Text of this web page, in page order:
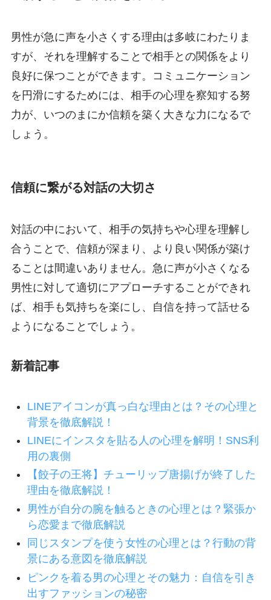
男性が急に声を小さくする理由は多岐にわたりま
すが、それを理解することで相手との関係をより
良好に保つことができます。コミュニケーション
を円滑にするためには、相手の心理を察知する努
力が、いつのまにか信頼を築く大きな力になるで
しょう。
信頼に繋がる対話の大切さ
対話の中において、相手の気持ちや心理を理解し
合うことで、信頼が深まり、より良い関係が築け
ることは間違いありません。急に声が小さくなる
男性に対して適切にアプローチすることができれ
ば、相手も気持ちを楽にし、自信を持って話せる
ようになることでしょう。
新着記事
LINEアイコンが真っ白な理由とは？その心理と
背景を徹底解説！
LINEにインスタを貼る人の心理を解明！SNS利
用の裏側
【餃子の王将】チューリップ唐揚げが終了した
理由を徹底解説！
男性が自分の腕を触るときの心理とは？緊張か
ら恋愛まで徹底解説
同じスタンプを使う女性の心理とは？行動の背
景にある意図を徹底解説
ピンクを着る男の心理とその魅力：自信を引き
出すファッションの秘密